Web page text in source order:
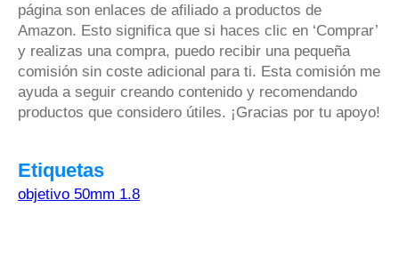
página son enlaces de afiliado a productos de
Amazon. Esto significa que si haces clic en ‘Comprar’
y realizas una compra, puedo recibir una pequeña
comisión sin coste adicional para ti. Esta comisión me
ayuda a seguir creando contenido y recomendando
productos que considero útiles. ¡Gracias por tu apoyo!
Etiquetas
objetivo 50mm 1.8